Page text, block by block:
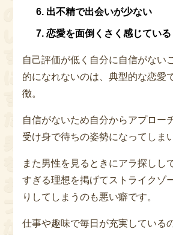
出不精で出会いが少ない
恋愛を面倒くさく感じている
自己評価が低く自分に自信がない
的になれないのは、典型的な恋愛
徴。
自信がないため自分からアプロー
受け身で待ちの姿勢になってしま
また男性を見るときにアラ探しし
すぎる理想を掲げてストライクゾ
りしてしまうのも悪い癖です。
仕事や趣味で毎日が充実している